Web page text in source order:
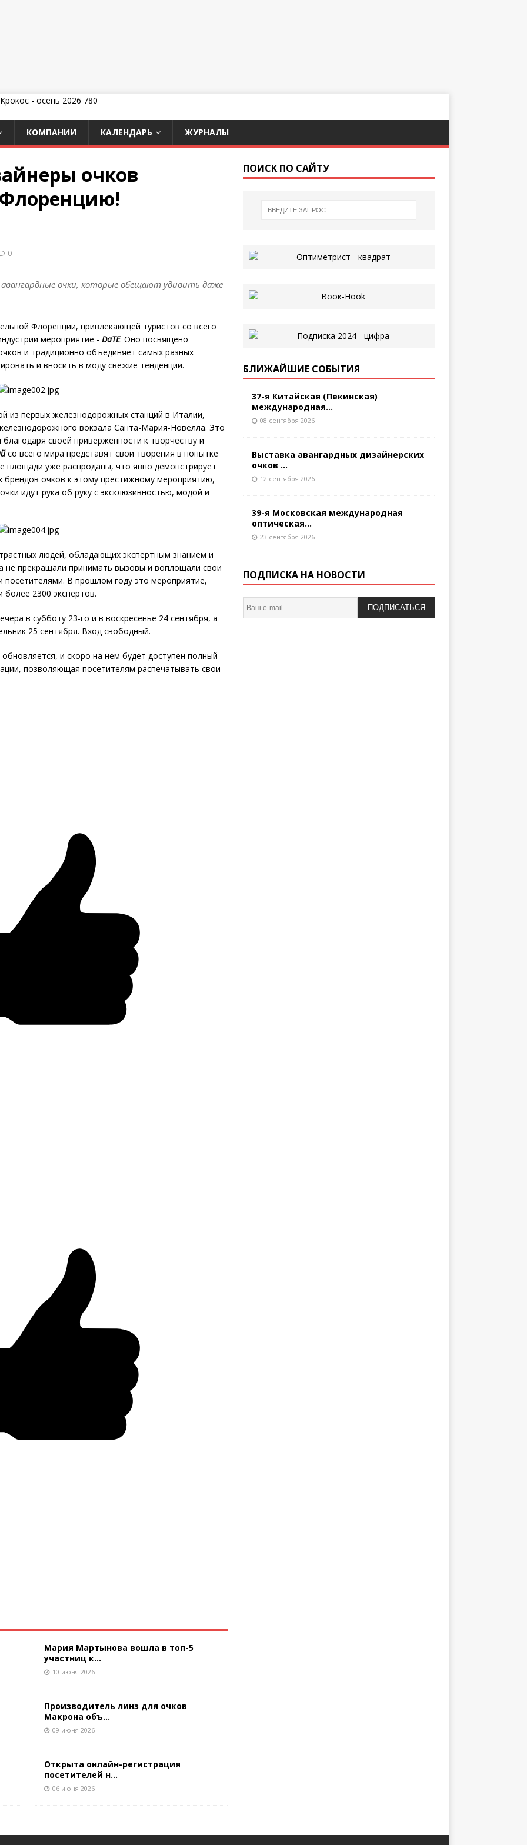
КОМПАНИИ КАЛЕНДАРЬ ЖУРНАЛЫ
очков
0
очки, которые обещают удивить даже
Флоренции, привлекающей туристов со всего
мероприятие - DaTE. Оно посвящено
и традиционно объединяет самых разных
и вносить в моду свежие тенденции.
из первых железнодорожных станций в Италии,
вокзала Санта-Мария-Новелла. Это
своей приверженности к творчеству и
со всего мира представят свои творения в попытке
площади уже распроданы, что явно демонстрирует
очков к этому престижному мероприятию,
идут рука об руку с эксклюзивностью, модой и
людей, обладающих экспертным знанием и
прекращали принимать вызовы и воплощали свои
В прошлом году это мероприятие,
2300 экспертов.
в субботу 23-го и в воскресенье 24 сентября, а
25 сентября. Вход свободный.
и скоро на нем будет доступен полный
позволяющая посетителям распечатывать свои
Мария Мартынова вошла в топ-5
участниц к...
10 июня 2026
Производитель линз для очков
Макрона объ...
09 июня 2026
Открыта онлайн-регистрация
посетителей н...
06 июня 2026
ПОИСК ПО САЙТУ
БЛИЖАЙШИЕ СОБЫТИЯ
37-я Китайская (Пекинская)
международная...
08 сентября 2026
Выставка авангардных дизайнерских
очков ...
12 сентября 2026
39-я Московская международная
оптическая...
23 сентября 2026
ПОДПИСКА НА НОВОСТИ
ПОДПИСАТЬСЯ